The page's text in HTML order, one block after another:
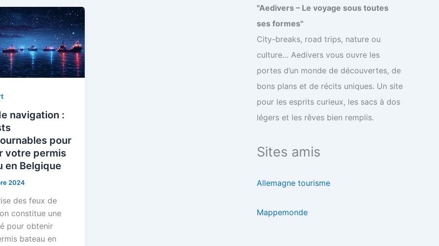
navigation :
pour
votre permis
en Belgique
2024
des feux de
constitue une
pour obtenir
bateau en
"Aedivers – Le voyage sous toutes
ses formes"
City-breaks, road trips, nature ou
culture… Aedivers vous ouvre les
portes d’un monde de découvertes, de
bons plans et de récits uniques. Un site
pour les esprits curieux, les sacs à dos
légers et les rêves bien remplis.
Sites amis
Allemagne tourisme
Mappemonde